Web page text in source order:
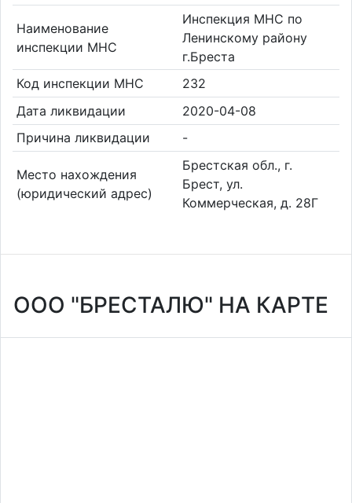
Наименование
инспекции МНС
Инспекция МНС по
Ленинскому району
г.Бреста
Код инспекции МНС
232
Дата ликвидации
2020-04-08
Причина ликвидации
-
Место нахождения
(юридический адрес)
Брестская обл., г.
Брест, ул.
Коммерческая, д. 28Г
ООО "БРЕСТАЛЮ" НА КАРТЕ